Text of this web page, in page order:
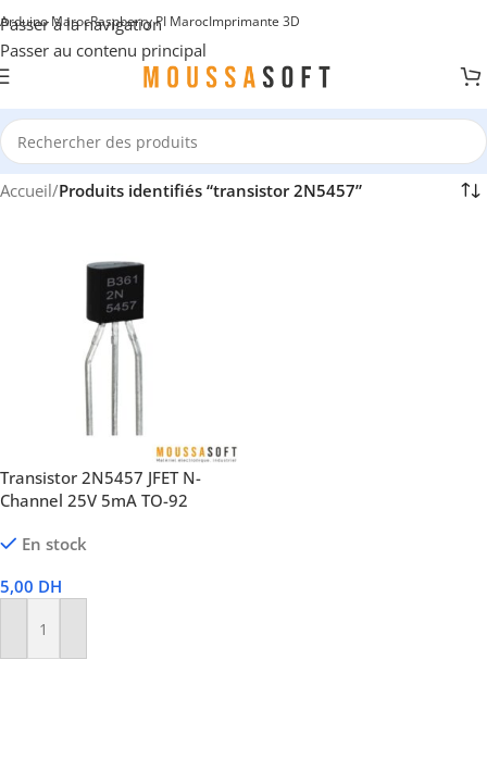
Passer à la navigation
Passer au contenu principal
Arduino MarocRaspberry PI MarocImprimante 3D
Accueil/Produits identifiés “transistor 2N5457”
Transistor 2N5457 JFET N-
Channel 25V 5mA TO-92
En stock
5,00 DH
Ajouter Au Panier